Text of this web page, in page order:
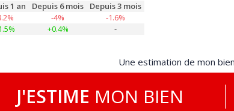
1 an Depuis 6 mois
Depuis 3 mois
-4%
-1.6%
+0.4% -
Une estimation de mon
J'ESTIME MON BIEN